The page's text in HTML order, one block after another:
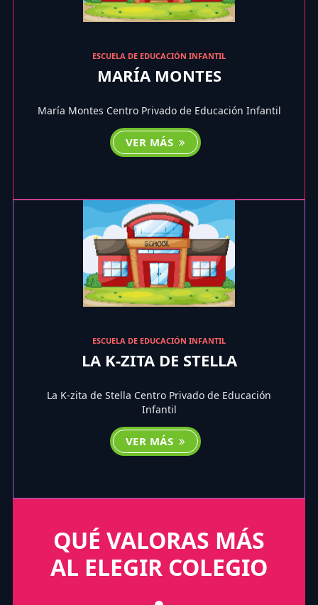
ESCUELA DE EDUCACIÓN INFANTIL
MARÍA MONTES
María Montes Centro Privado de Educación Infantil
VER MÁS
ESCUELA DE EDUCACIÓN INFANTIL
LA K-ZITA DE STELLA
La K-zita de Stella Centro Privado de Educación
Infantil
VER MÁS
QUÉ VALORAS MÁS
AL ELEGIR COLEGIO